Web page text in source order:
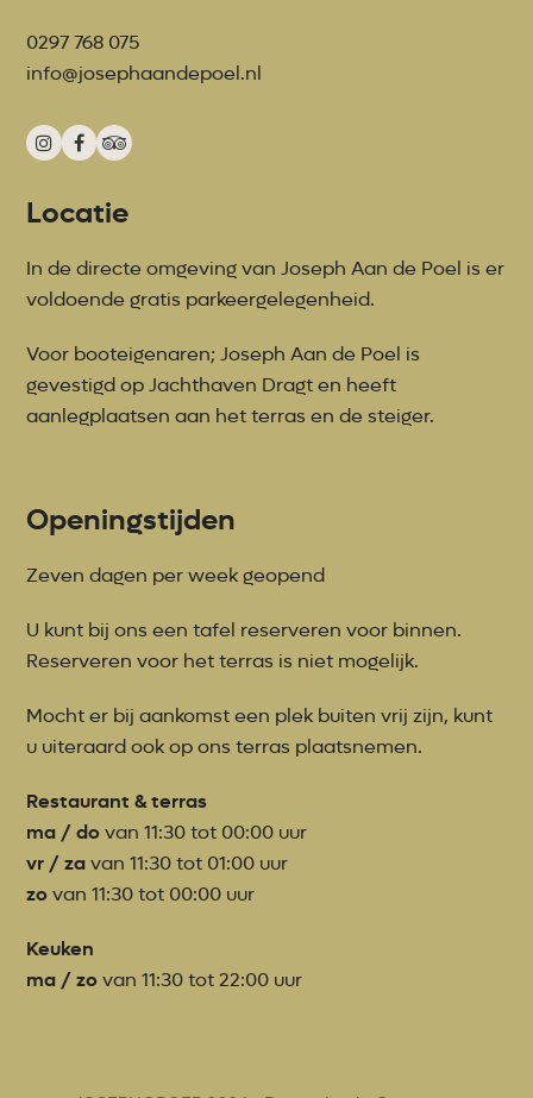
0297 768 075
info@josephaandepoel.nl
Instagram
Facebook
Tripadvisor
Locatie
In de directe omgeving van Joseph Aan de Poel is er
voldoende gratis parkeergelegenheid.
Voor booteigenaren; Joseph Aan de Poel is
gevestigd op Jachthaven Dragt en heeft
aanlegplaatsen aan het terras en de steiger.
Openingstijden
Zeven dagen per week geopend
U kunt bij ons een tafel reserveren voor binnen.
Reserveren voor het terras is niet mogelijk.
Mocht er bij aankomst een plek buiten vrij zijn, kunt
u uiteraard ook op ons terras plaatsnemen.
Restaurant & terras
ma / do van 11:30 tot 00:00 uur
vr / za van 11:30 tot 01:00 uur
zo van 11:30 tot 00:00 uur
Keuken
ma / zo van 11:30 tot 22:00 uur